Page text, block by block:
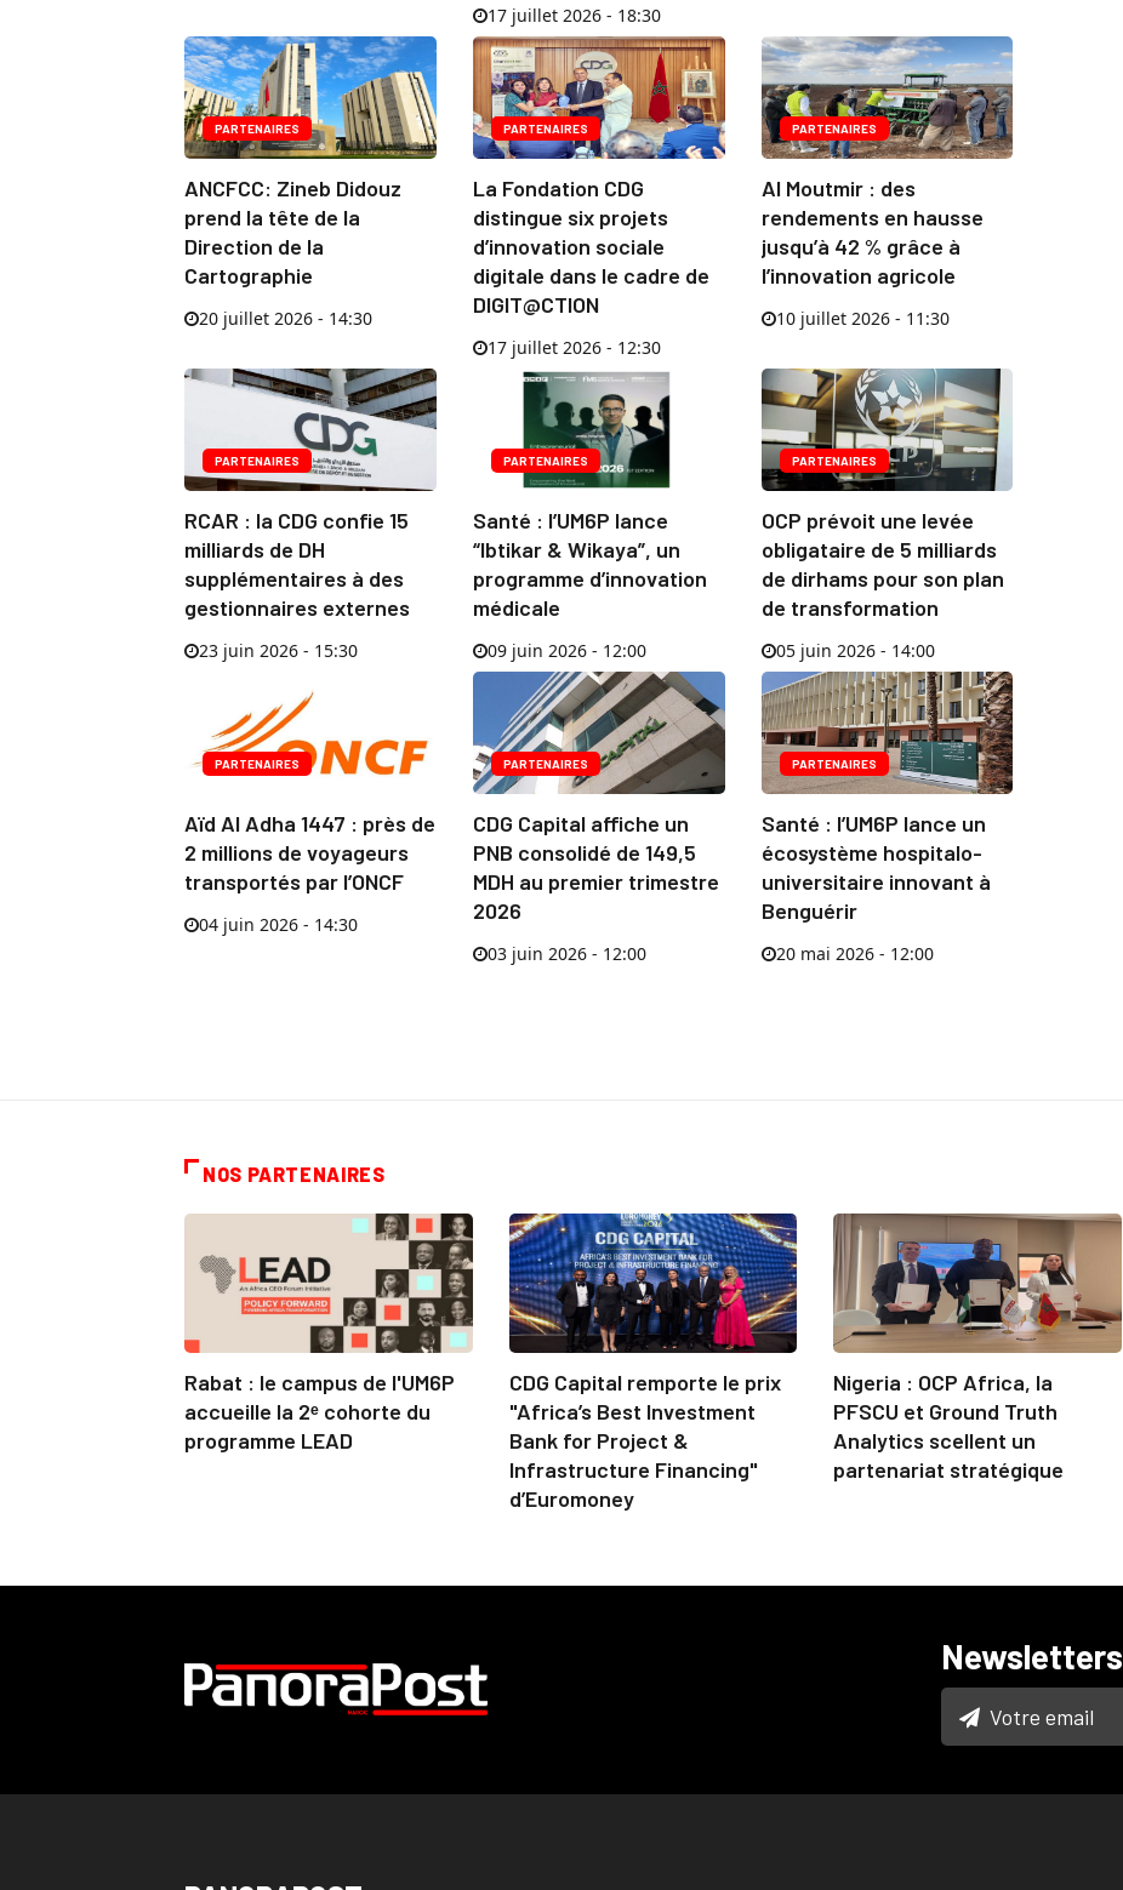
17 juillet 2026 - 18:30
PARTENAIRES
ANCFCC: Zineb Didouz
prend la tête de la
Direction de la
Cartographie
20 juillet 2026 - 14:30
PARTENAIRES
La Fondation CDG
distingue six projets
d’innovation sociale
digitale dans le cadre de
DIGIT@CTION
17 juillet 2026 - 12:30
PARTENAIRES
Al Moutmir : des
rendements en hausse
jusqu’à 42 % grâce à
l’innovation agricole
10 juillet 2026 - 11:30
PARTENAIRES
RCAR : la CDG confie 15
milliards de DH
supplémentaires à des
gestionnaires externes
23 juin 2026 - 15:30
PARTENAIRES
Santé : l’UM6P lance
“Ibtikar & Wikaya”, un
programme d’innovation
médicale
09 juin 2026 - 12:00
PARTENAIRES
OCP prévoit une levée
obligataire de 5 milliards
de dirhams pour son plan
de transformation
05 juin 2026 - 14:00
PARTENAIRES
Aïd Al Adha 1447 : près de
2 millions de voyageurs
transportés par l’ONCF
04 juin 2026 - 14:30
PARTENAIRES
CDG Capital affiche un
PNB consolidé de 149,5
MDH au premier trimestre
2026
03 juin 2026 - 12:00
PARTENAIRES
Santé : l’UM6P lance un
écosystème hospitalo-
universitaire innovant à
Benguérir
20 mai 2026 - 12:00
NOS PARTENAIRES
Rabat : le campus de l'UM6P
accueille la 2ᵉ cohorte du
programme LEAD
CDG Capital remporte le prix
"Africa’s Best Investment
Bank for Project &
Infrastructure Financing"
d’Euromoney
Nigeria : OCP Africa, la
PFSCU et Ground Truth
Analytics scellent un
partenariat stratégique
Newsletters